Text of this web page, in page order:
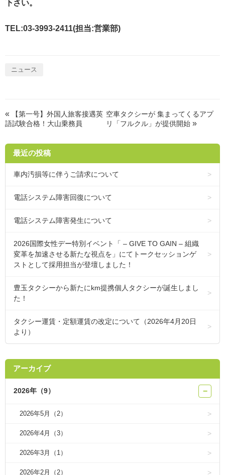
下さい。
TEL:03-3993-2411(担当:営業部)
ニュース
«
【第一号】外国人旅客接遇英
語試験合格！大山乗務員
空車タクシーが 集まってくるアプ
リ「フルクル」が提供開始»
最近の投稿
車内汚損等に伴うご請求について
電話システム障害回復について
電話システム障害発生について
2026国際女性デー特別イベント「 – GIVE TO GAIN – 組織
変革を加速させる新たな視点を」にてトークセッションゲ
ストとして採用担当が登壇しました！
豊玉タクシーから新たにkm提携個人タクシーが誕生しまし
た！
タクシー運賃・定額運賃の改定について（2026年4月20日
より）
アーカイブ
2026年（9） −
2026年5月（2）
2026年4月（3）
2026年3月（1）
2026年2月（2）